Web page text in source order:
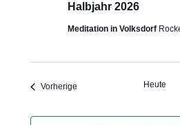
Halbjahr 2026
Meditation in Volksdorf
VorherigeVeranstaltungen Heute